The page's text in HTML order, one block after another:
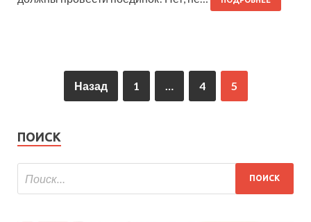
Назад 1 4 5
ПОИСК